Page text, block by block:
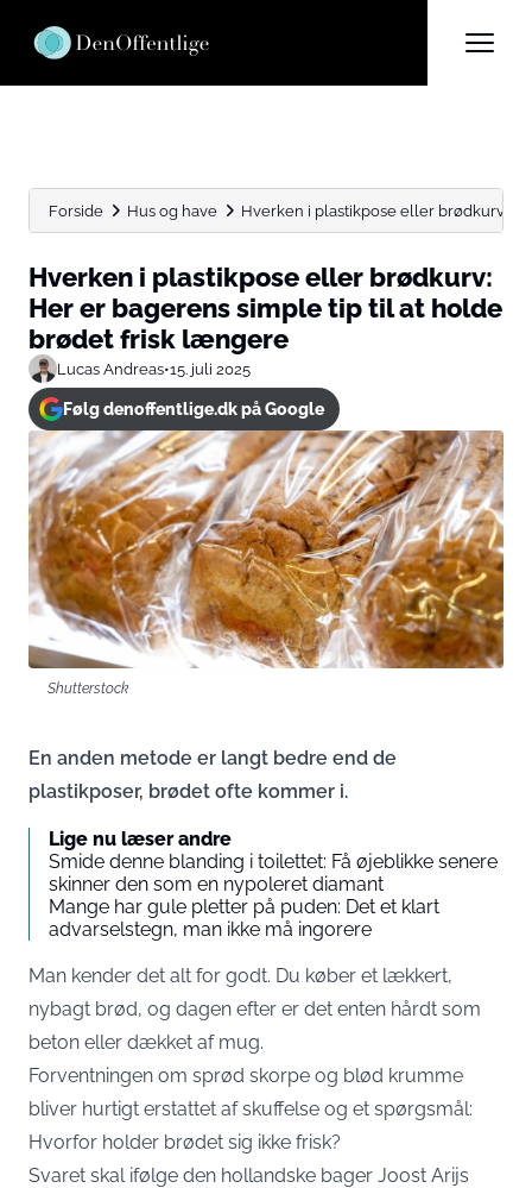
Forside Hus og have Hverken i plastikpose eller brødkurv:
Hverken i plastikpose eller brødkurv:
Her er bagerens simple tip til at holde
brødet frisk længere
Lucas Andreas•15. juli 2025
Følg denoffentlige.dk på Google
Shutterstock
En anden metode er langt bedre end de
plastikposer, brødet ofte kommer i.
Lige nu læser andre
Smide denne blanding i toilettet: Få øjeblikke senere
skinner den som en nypoleret diamant
Mange har gule pletter på puden: Det et klart
advarselstegn, man ikke må ingorere
Man kender det alt for godt. Du køber et lækkert,
nybagt brød, og dagen efter er det enten hårdt som
beton eller dækket af mug.
Forventningen om sprød skorpe og blød krumme
bliver hurtigt erstattet af skuffelse og et spørgsmål:
Hvorfor holder brødet sig ikke frisk?
Svaret skal ifølge den hollandske bager Joost Arijs